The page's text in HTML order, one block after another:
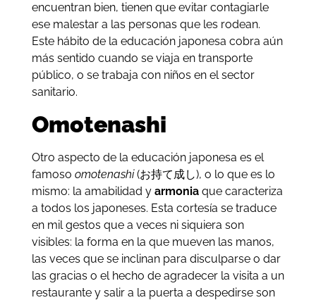
encuentran bien, tienen que evitar contagiarle
ese malestar a las personas que les rodean.
Este hábito de la educación japonesa cobra aún
más sentido cuando se viaja en transporte
público, o se trabaja con niños en el sector
sanitario.
Omotenashi
Otro aspecto de la educación japonesa es el
famoso omotenashi(お持て成し), o lo que es lo
mismo: la amabilidad y armoniaque caracteriza
a todos los japoneses. Esta cortesía se traduce
en mil gestos que a veces ni siquiera son
visibles: la forma en la que mueven las manos,
las veces que se inclinan para disculparse o dar
las gracias o el hecho de agradecer la visita a un
restaurante y salir a la puerta a despedirse son